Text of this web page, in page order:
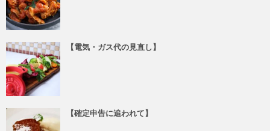
【電気・ガス代の見直し】
【確定申告に追われて】